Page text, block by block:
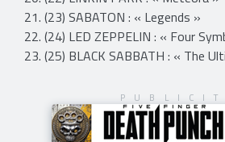
21. (23) SABATON : « Legends »
22. (24) LED ZEPPELIN : « Four
23. (25) BLACK SABBATH : « The